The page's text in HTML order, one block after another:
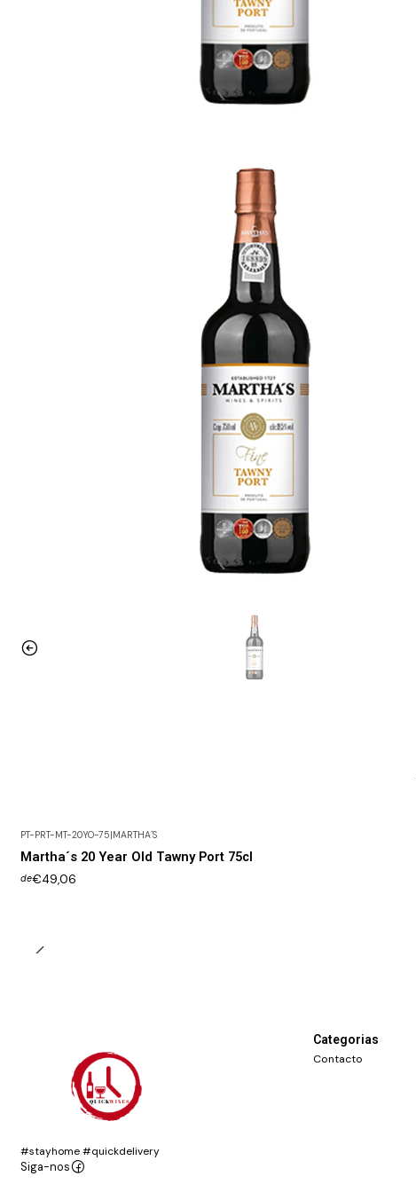
PT-PRT-MT-20YO-75 MARTHA´S
Martha´s 20 Year Old Tawny Port 75cl
de€49,06
#stayhome #quickdelivery
Siga-nos
Categorias
Contacto